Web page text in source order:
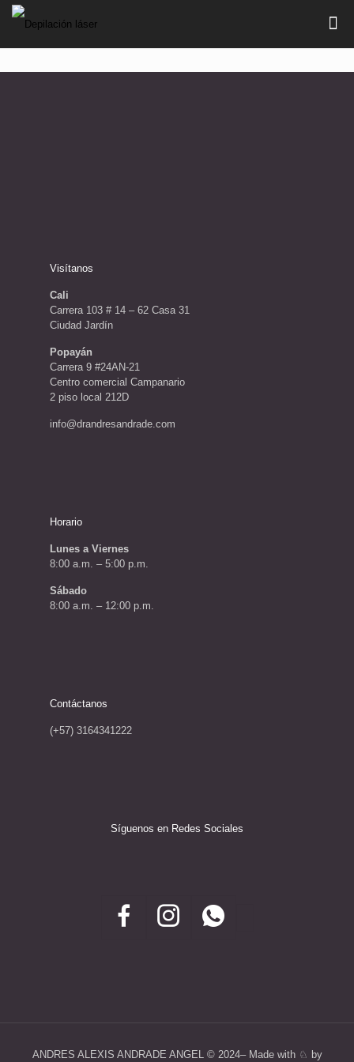
Visítanos
Cali
Carrera 103 # 14 – 62 Casa 31
Ciudad Jardín
Popayán
Carrera 9 #24AN-21
Centro comercial Campanario
2 piso local 212D
info@drandresandrade.com
Horario
Lunes a Viernes
8:00 a.m. – 5:00 p.m.
Sábado
8:00 a.m. – 12:00 p.m.
Contáctanos
(+57) 3164341222
Síguenos en Redes Sociales
ANDRES ALEXIS ANDRADE ANGEL ©️ 2024– Made with ♘ by